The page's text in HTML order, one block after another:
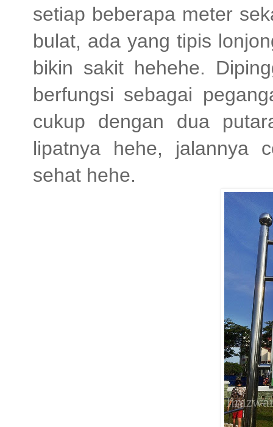
setiap beberapa meter
bulat, ada yang tipis
bikin sakit hehehe.
berfungsi sebagai
cukup dengan dua
lipatnya hehe, jalannya
sehat hehe.